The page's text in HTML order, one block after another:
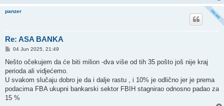
panzer
Re: ASA BANKA
P
s
04 Jun 2025, 21:49
Nešto očekujem da će biti milion -dva više od tih 35 pošto još nije kraj
perioda ali vidjećemo.
U svakom slučaju dobro je da i dalje rastu , i 10% je odlično jer je prema
podacima FBA ukupni bankarski sektor FBIH stagnirao odnosno padao za
15 %